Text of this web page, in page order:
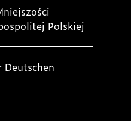
Polskiej
Deutschen